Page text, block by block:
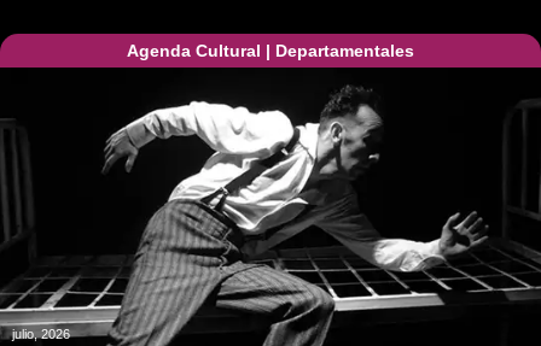
Agenda Cultural | Departamentales
julio, 2026